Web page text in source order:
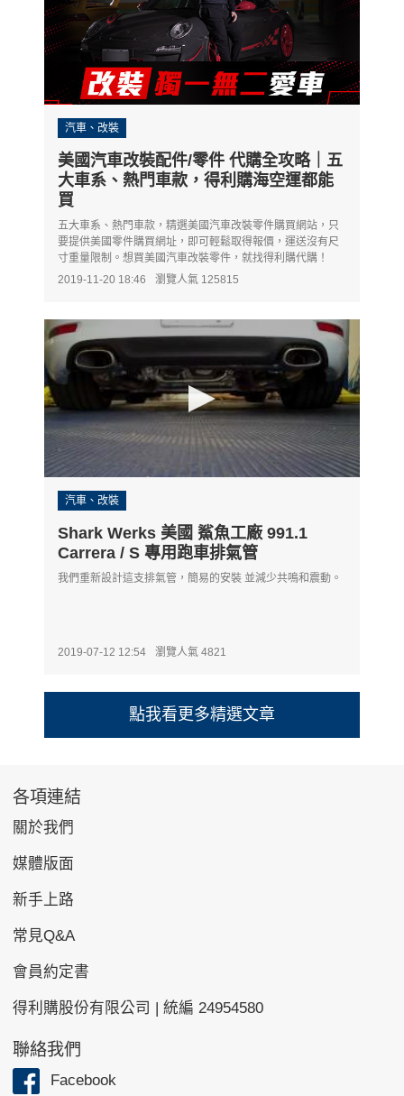
汽車、改裝
美國汽車改裝配件/零件 代購全攻略｜五
大車系、熱門車款，得利購海空運都能
買
五大車系、熱門車款，精選美國汽車改裝零件購買網站，只
要提供美國零件購買網址，即可輕鬆取得報價，運送沒有尺
寸重量限制。想買美國汽車改裝零件，就找得利購代購！
2019-11-20 18:46
瀏覽人氣 125815
汽車、改裝
Shark Werks 美國 鯊魚工廠 991.1
Carrera / S 專用跑車排氣管
我們重新設計這支排氣管，簡易的安裝 並減少共鳴和震動。
2019-07-12 12:54 瀏覽人氣 4821
各項連結
關於我們
媒體版面
新手上路
常見Q&A
會員約定書
得利購股份有限公司 | 統編 24954580
聯絡我們
Facebook